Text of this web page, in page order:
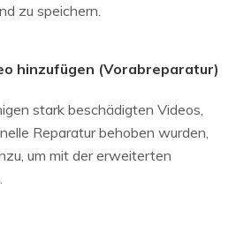
zu speichern.
hinzufügen (Vorabreparatur)
stark beschädigten Videos,
Reparatur behoben wurden,
um mit der erweiterten